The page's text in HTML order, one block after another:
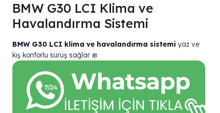
BMW G30 LCI Klima ve
Havalandırma Sistemi
BMW G30 LCI klima ve havalandırma sistemi yaz ve
kış konforlu sürüş sağlar ❄️